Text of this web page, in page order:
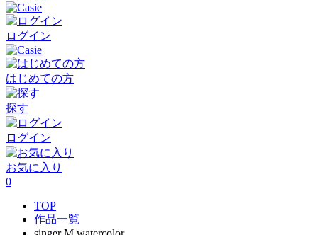
ログイン
はじめての方
探す
ログイン
お気に入り
0
TOP
作品一覧